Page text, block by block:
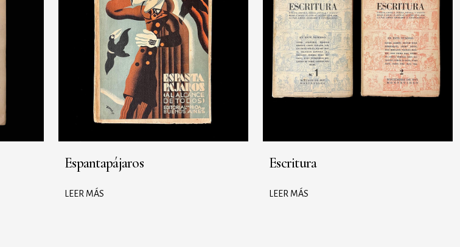
Espantapájaros
LEER MÁS
Escritura
LEER MÁS